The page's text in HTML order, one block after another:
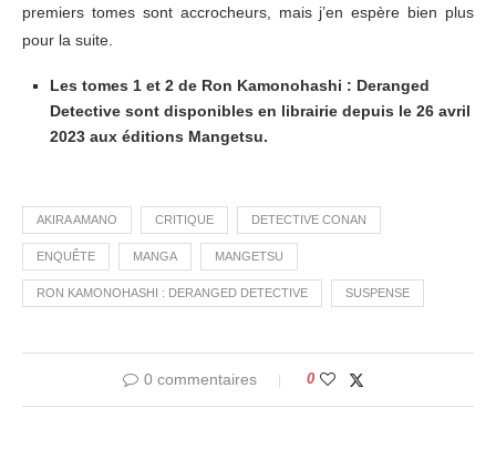
premiers tomes sont accrocheurs, mais j’en espère bien plus
pour la suite.
Les tomes 1 et 2 de Ron Kamonohashi : Deranged
Detective sont disponibles en librairie depuis le 26 avril
2023 aux éditions Mangetsu.
AKIRA AMANO CRITIQUE DETECTIVE CONAN
ENQUÊTE MANGA MANGETSU
RON KAMONOHASHI : DERANGED DETECTIVE SUSPENSE
0 commentaires 0